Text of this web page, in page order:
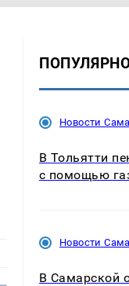
Новости
В Тольятти
с помощью
Новости
В Самарской